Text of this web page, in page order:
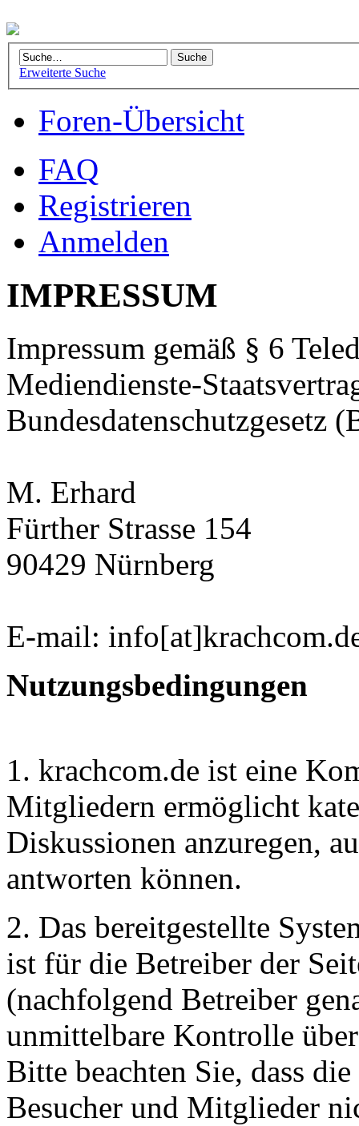
Erweiterte Suche
Foren-Übersicht
FAQ
Registrieren
Anmelden
IMPRESSUM
Impressum gemäß § 6
Mediendienste-
Bundesdatenschutzgesetz
M. Erhard
Fürther Strasse 154
90429 Nürnberg
E-mail:
Nutzungsbedingungen
1. krachcom.de ist eine
Mitgliedern ermöglicht
Diskussionen anzuregen,
antworten können.
2. Das bereitgestellte
ist für die Betreiber der
(nachfolgend Betreiber
unmittelbare Kontrolle
Bitte beachten Sie, dass
Besucher und Mitglieder